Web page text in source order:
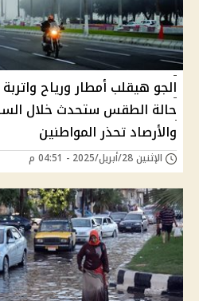
الجو هيقلب أمطار ورياح
حالة الطقس ستحدث خلال
والأرصاد تحذر المواطنين
الإثنين 28/أبريل/2025 - 04:51 م